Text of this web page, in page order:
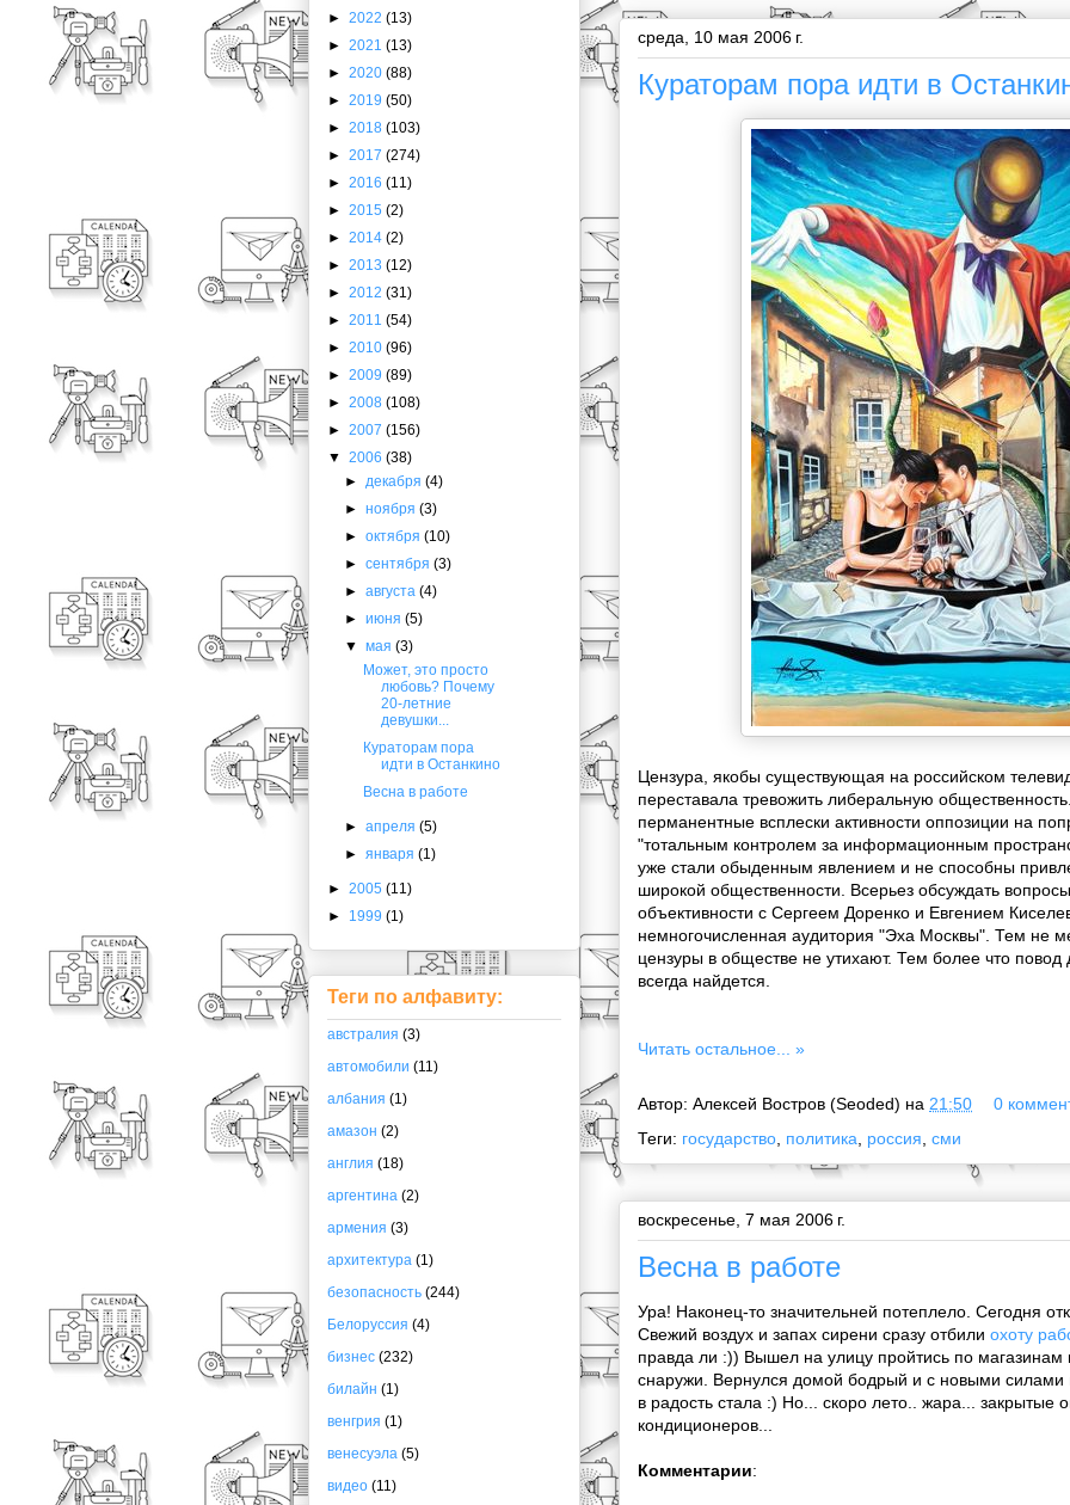
среда, 10 мая 2006 г.
Кураторам пора идти в
Цензура, якобы существующая на российском
переставала тревожить либеральную
перманентные всплески активности оппозиции на
"тотальным контролем за информационным
уже стали обыденным явлением и не способны
широкой общественности. Всерьез обсуждать
объективности с Сергеем Доренко и Евгением
немногочисленная аудитория "Эха Москвы". Тем не
цензуры в обществе не утихают. Тем более что повод
всегда найдется.
Читать остальное... »
Автор: Алексей Востров (Seoded) на 21:50
0
Теги: государство политика россия сми
воскресенье, 7 мая 2006 г.
Весна в работе
Ура! Наконец-то значительней потеплело. Сегодня
Свежий воздух и запах сирени сразу отбили охоту
правда ли :)) Вышел на улицу пройтись по магазинам
снаружи. Вернулся домой бодрый и с новыми
в радость стала :) Но... скоро лето.. жара... закрытые
кондиционеров...
Комментарии:
► 2022 (13)
► 2021 (13)
► 2020 (88)
► 2019 (50)
► 2018 (103)
► 2017 (274)
► 2016 (11)
► 2015 (2)
► 2014 (2)
► 2013 (12)
► 2012 (31)
► 2011 (54)
► 2010 (96)
► 2009 (89)
► 2008 (108)
► 2007 (156)
▼ 2006 (38)
► декабря(4)
►ноября(3)
►октября(10)
►сентября(3)
►августа(4)
►июня(5)
▼мая(3)
Может, это просто
любовь? Почему
20-летние
девушки...
Кураторам пора
идти в Останкино
Весна в работе
►апреля(5)
►января(1)
► 2005 (11)
► 1999 (1)
Теги по алфавиту:
австралия (3)
автомобили (11)
албания (1)
амазон (2)
англия (18)
аргентина (2)
армения (3)
архитектура (1)
безопасность (244)
Белоруссия (4)
бизнес (232)
билайн (1)
венгрия (1)
венесуэла (5)
видео (11)